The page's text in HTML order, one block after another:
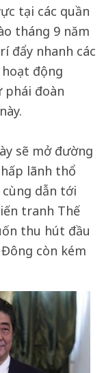
tại các quần
tháng 9 năm
đẩy nhanh các
động
phái đoàn
sẽ mở đường
lãnh thổ
dẫn tới
tranh Thế
thu hút đầu
còn kém